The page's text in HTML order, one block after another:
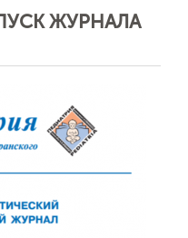
ЖУРНАЛА